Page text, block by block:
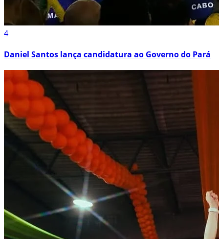
4
Daniel Santos lança candidatura ao Governo do Pará